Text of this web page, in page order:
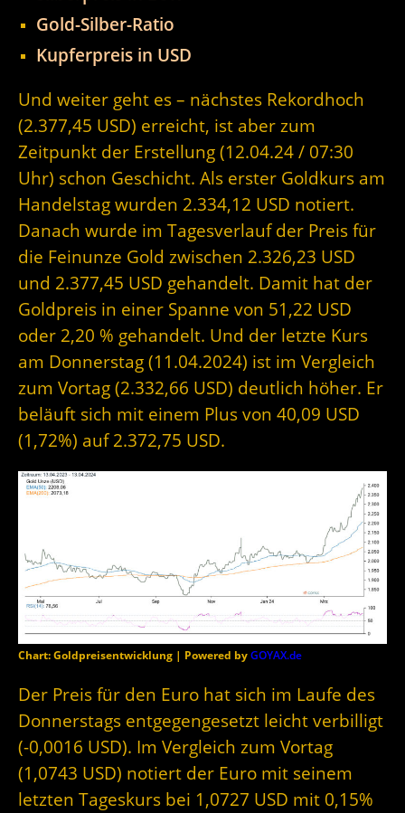
Gold-Silber-Ratio
Kupferpreis in USD
Und weiter geht es – nächstes Rekordhoch
(2.377,45 USD) erreicht, ist aber zum
Zeitpunkt der Erstellung (12.04.24 / 07:30
Uhr) schon Geschicht. Als erster Goldkurs am
Handelstag wurden 2.334,12 USD notiert.
Danach wurde im Tagesverlauf der Preis für
die Feinunze Gold zwischen 2.326,23 USD
und 2.377,45 USD gehandelt. Damit hat der
Goldpreis in einer Spanne von 51,22 USD
oder 2,20 % gehandelt. Und der letzte Kurs
am Donnerstag (11.04.2024) ist im Vergleich
zum Vortag (2.332,66 USD) deutlich höher. Er
beläuft sich mit einem Plus von 40,09 USD
(1,72%) auf 2.372,75 USD.
Chart: Goldpreisentwicklung | Powered byGOYAX.de
Der Preis für den Euro hat sich im Laufe des
Donnerstags entgegengesetzt leicht verbilligt
(-0,0016 USD). Im Vergleich zum Vortag
(1,0743 USD) notiert der Euro mit seinem
letzten Tageskurs bei 1,0727 USD mit 0,15%